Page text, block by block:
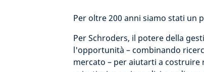
Per oltre 200 anni siamo stati un
Per Schroders, il potere della
l'opportunità – combinando
mercato – per aiutarti a costruire